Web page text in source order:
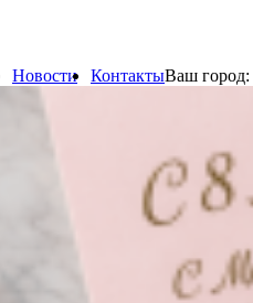
Новости КонтактыВаш город: